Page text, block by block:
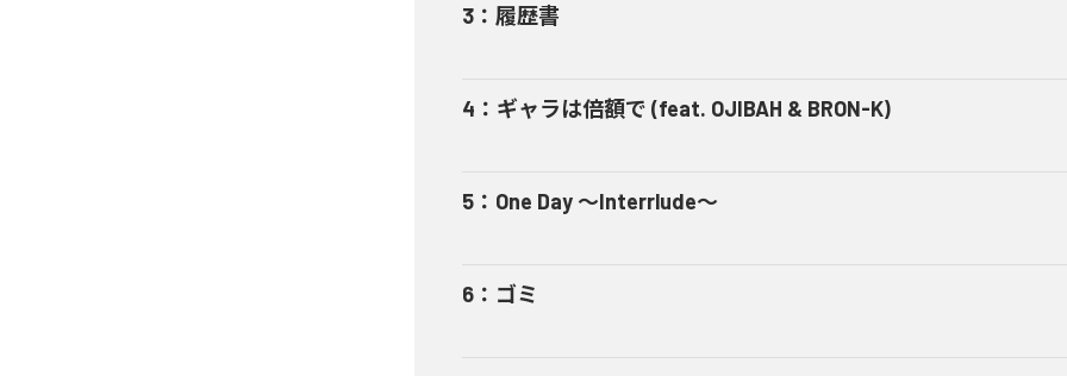
3 ： 履歴書
4 ： ギャラは倍額で (feat. OJIBAH & BRON-K)
5 ： One Day ～Interrlude～
6 ： ゴミ